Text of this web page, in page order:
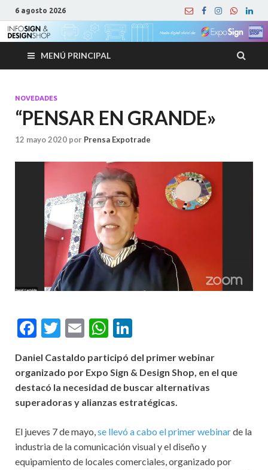
6 agosto 2026
MENÚ PRINCIPAL
NOVEDADES
“PENSAR EN GRANDE»
12 mayo 2020 por Prensa Expotrade
F
e
b
o
k
T
itt
er
E
ai
l
W
at
s
A
p
p
ke
dI
n
Daniel Castaldo participó del primer webinar
organizado por Expo Sign & Design Shop, en el que
destacó la necesidad de buscar alternativas
superadoras y alianzas estratégicas.
El jueves 7 de mayo,se llevó a cabo el primer webinarde la
industria de la comunicación visual y el diseño y
equipamiento de locales comerciales, organizado por